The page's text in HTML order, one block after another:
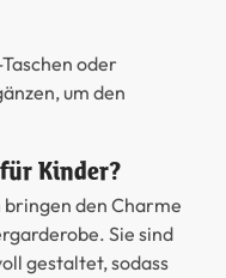
oder
um den
Kinder?
den Charme
Sie sind
gestaltet, sodass